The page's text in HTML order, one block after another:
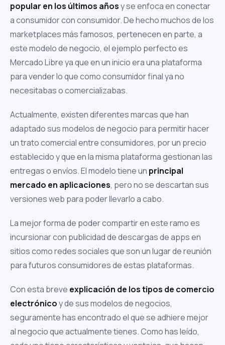
popular en los últimos añosy se enfoca en conectar
a consumidor con consumidor. De hecho muchos de los
marketplaces más famosos, pertenecen en parte, a
este modelo de negocio, el ejemplo perfecto es
Mercado Libre ya que en un inicio era una plataforma
para vender lo que como consumidor final ya no
necesitabas o comercializabas.
Actualmente, existen diferentes marcas que han
adaptado sus modelos de negocio para permitir hacer
un trato comercial entre consumidores, por un precio
establecido y que en la misma plataforma gestionan las
entregas o envíos. El modelo tiene un principal
mercado en aplicaciones, pero no se descartan sus
versiones web para poder llevarlo a cabo.
La mejor forma de poder compartir en este ramo es
incursionar con publicidad de descargas de apps en
sitios como redes sociales que son un lugar de reunión
para futuros consumidores de estas plataformas.
Con esta breve explicación de los tipos de comercio
electrónicoy de sus modelos de negocios,
seguramente has encontrado el que se adhiere mejor
al negocio que actualmente tienes. Como has leído,